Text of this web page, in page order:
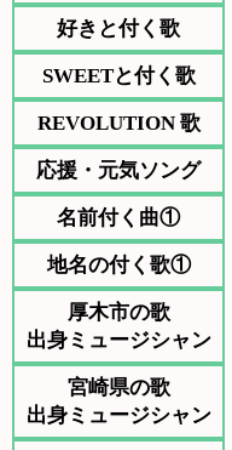
好きと付く歌
SWEETと付く歌
REVOLUTION 歌
応援・元気ソング
名前付く曲①
地名の付く歌①
厚木市の歌
出身ミュージシャン
宮崎県の歌
出身ミュージシャン